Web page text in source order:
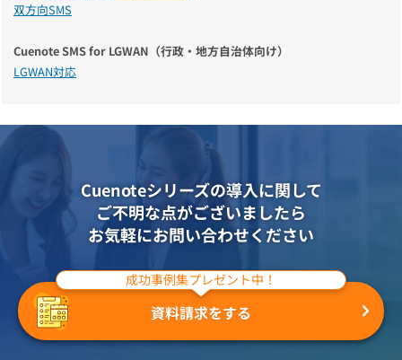
双方向SMS
Cuenote SMS for LGWAN（行政・地方自治体向け）
LGWAN対応
Cuenoteシリーズの導入に関して
ご不明な点がございましたら
お気軽にお問い合わせください
成功事例集プレゼント中！
資料請求をする